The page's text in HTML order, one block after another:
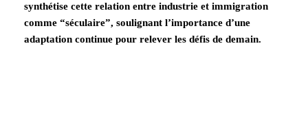
synthétise cette relation entre industrie et immigration
comme “séculaire”, soulignant l’importance d’une
adaptation continue pour relever les défis de demain.